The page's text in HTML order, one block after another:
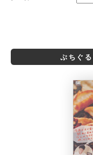
ぷちぐ